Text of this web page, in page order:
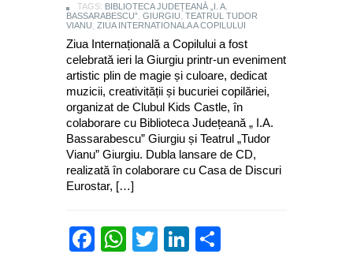
TAGS: BIBLIOTECA JUDEȚEANĂ „I. A.
BASSARABESCU” GIURGIU TEATRUL TUDOR
VIANU ZIUA INTERNATIONALA A COPILULUI
Ziua Internațională a Copilului a fost
celebrată ieri la Giurgiu printr-un eveniment
artistic plin de magie și culoare, dedicat
muzicii, creativității și bucuriei copilăriei,
organizat de Clubul Kids Castle, în
colaborare cu Biblioteca Județeană „ I.A.
Bassarabescu” Giurgiu și Teatrul „Tudor
Vianu” Giurgiu. Dubla lansare de CD,
realizată în colaborare cu Casa de Discuri
Eurostar, […]
Facebook
WhatsApp
TwitterLinkedIn